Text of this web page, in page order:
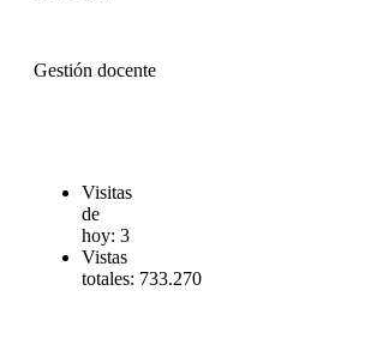
Gestión docente
Visitas
de
hoy: 3
Vistas
totales: 733.270